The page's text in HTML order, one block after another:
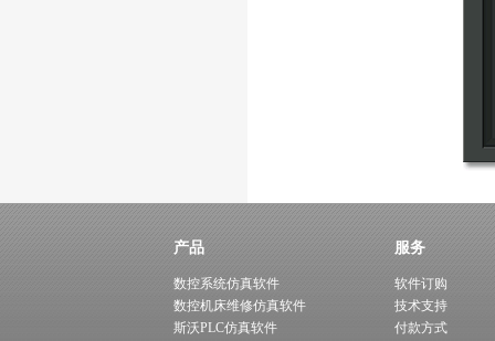
产品
数控系统仿真软件
数控机床维修仿真软件
斯沃PLC仿真软件
服务
软件订购
技术支持
付款方式